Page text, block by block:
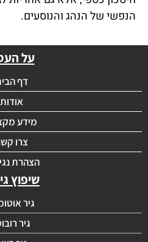
הנפשי של הנהג והנוסעים.
על
דף
אודות
מידע
צרו
הצהרת
שיפוץ
גיר
גיר